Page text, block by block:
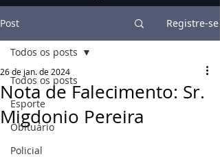
Post Registre-se
Todos os posts
Esporte
Obituário
Policial
Todos os posts
Nota de Falecimento: Sr.
Migdonio Pereira
26 de jan. de 2024